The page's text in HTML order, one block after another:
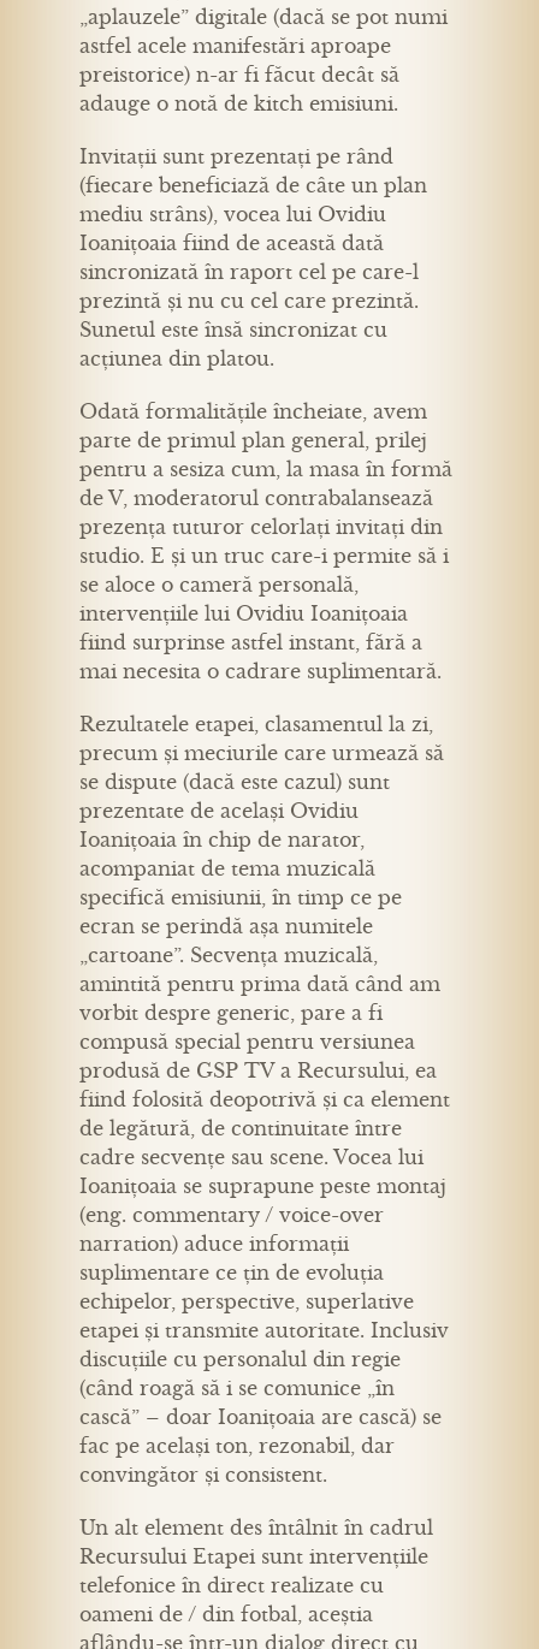
„aplauzele” digitale (dacă se pot numi
astfel acele manifestări aproape
preistorice) n-ar fi făcut decât să
adauge o notă de kitch emisiuni.
Invitații sunt prezentați pe rând
(fiecare beneficiază de câte un plan
mediu strâns), vocea lui Ovidiu
Ioanițoaia fiind de această dată
sincronizată în raport cel pe care-l
prezintă și nu cu cel care prezintă.
Sunetul este însă sincronizat cu
acțiunea din platou.
Odată formalitățile încheiate, avem
parte de primul plan general, prilej
pentru a sesiza cum, la masa în formă
de V, moderatorul contrabalansează
prezența tuturor celorlați invitați din
studio. E și un truc care-i permite să i
se aloce o cameră personală,
intervențiile lui Ovidiu Ioanițoaia
fiind surprinse astfel instant, fără a
mai necesita o cadrare suplimentară.
Rezultatele etapei, clasamentul la zi,
precum și meciurile care urmează să
se dispute (dacă este cazul) sunt
prezentate de același Ovidiu
Ioanițoaia în chip de narator,
acompaniat de tema muzicală
specifică emisiunii, în timp ce pe
ecran se perindă așa numitele
„cartoane”. Secvența muzicală,
amintită pentru prima dată când am
vorbit despre generic, pare a fi
compusă special pentru versiunea
produsă de GSP TV a Recursului, ea
fiind folosită deopotrivă și ca element
de legătură, de continuitate între
cadre secvențe sau scene. Vocea lui
Ioanițoaia se suprapune peste montaj
(eng. commentary / voice-over
narration) aduce informații
suplimentare ce țin de evoluția
echipelor, perspective, superlative
etapei și transmite autoritate. Inclusiv
discuțiile cu personalul din regie
(când roagă să i se comunice „în
cască” – doar Ioanițoaia are cască) se
fac pe același ton, rezonabil, dar
convingător și consistent.
Un alt element des întâlnit în cadrul
Recursului Etapei sunt intervențiile
telefonice în direct realizate cu
oameni de / din fotbal, aceștia
aflându-se într-un dialog direct cu